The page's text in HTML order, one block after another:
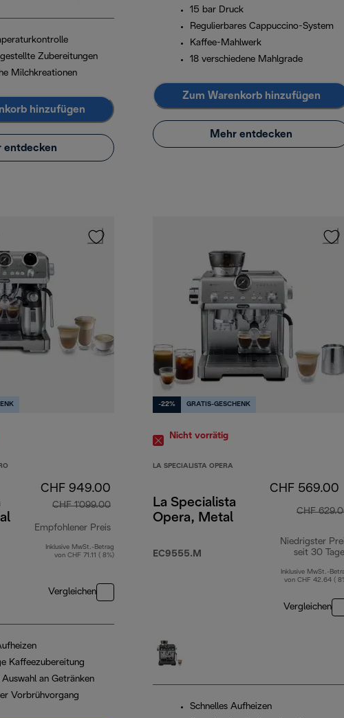
Zubereitungen
Milchkreationen
hinzufügen
entdecken
15 bar Druck
Regulierbares Cappuccino-System
Kaffee-Mahlwerk
18 verschiedene Mahlgrade
Zum Warenkorb hinzufügen
Mehr entdecken
CHF 949.00
CHF 1'099.00
Empfohlener Preis
Originalpreis CHF 1'099.00
Inklusive MwSt.-Betrag
von CHF 71.11 ( 8%)
Vergleichen
Kaffeezubereitung
Auswahl an Getränken
Vorbrühvorgang
-22% GRATIS-GESCHENK
Nicht vorrätig
LA SPECIALISTA OPERA
La Specialista
Opera, Metal
EC9555.M
CHF 569.00
CHF
Niedrigster
seit 30
Inklusive MwSt.-
von CHF 42.64 (
Vergleichen
Schnelles Aufheizen